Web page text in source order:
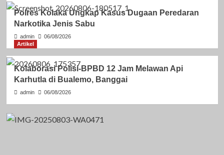
Polres Kolaka Ungkap Kasus Dugaan Peredaran
Narkotika Jenis Sabu
admin
06/08/2026
Artikel
Kolaborasi Polisi-BPBD 12 Jam Melawan Api
Karhutla di Bualemo, Banggai
admin 06/08/2026